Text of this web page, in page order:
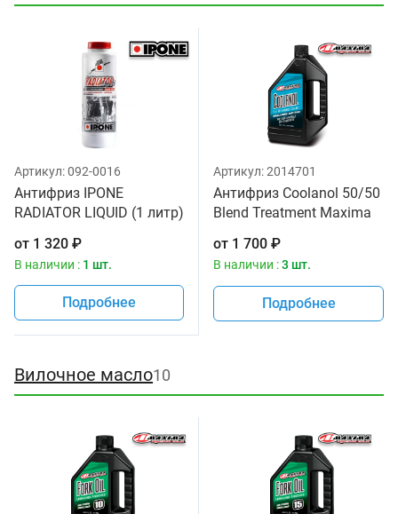
Артикул:092-0016
Антифриз IPONE
RADIATOR LIQUID (1 литр)
от 1 320 ₽
В наличии : 1 шт.
Подробнее
Артикул:2014701
Антифриз Coolanol 50/50
Blend Treatment Maxima
от 1 700 ₽
В наличии :3 шт.
Подробнее
Вилочное масло10